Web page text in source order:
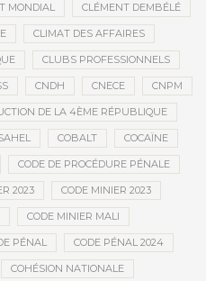
MONDIAL CLÉMENT DEMBÉLÉ
CLIMAT DES AFFAIRES
CLUBS PROFESSIONNELS
CNDH CNECE CNPM
DE LA 4ÈME RÉPUBLIQUE
COBALT COCAÏNE
CODE DE PROCÉDURE PÉNALE
2023 CODE MINIER 2023
CODE MINIER MALI
PÉNAL CODE PÉNAL 2024
COHÉSION NATIONALE